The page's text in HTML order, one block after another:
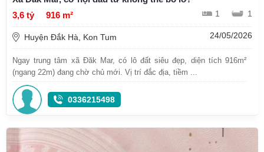
3,6 tỷ
916 m² 1 1
Huyện Đắk Hà, Kon Tum 24/05/2026
Ngay trung tâm xã Đăk Mar, có lô đất siêu đẹp, diện tích 916m²
(ngang 22m) đang chờ chủ mới. Vị trí đắc địa, tiềm ...
0336215498